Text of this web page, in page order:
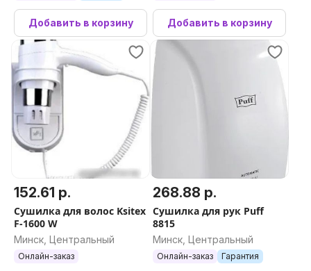
Добавить в корзину Добавить в корзину
152.61 р.
Сушилка для волос Ksitex
F-1600 W
Минск, Центральный
Онлайн-заказ
268.88 р.
Сушилка для рук Puff
8815
Минск, Центральный
Онлайн-заказ Гарантия